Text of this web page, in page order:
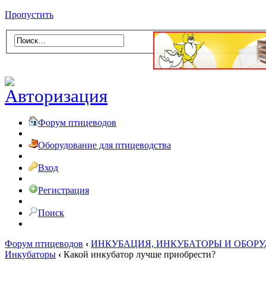
Пропустить
Форум птицеводов
Оборудование для птицеводства
Вход
Регистрация
Поиск
Форум птицеводов ‹ ИНКУБАЦИЯ, ИНКУБАТОРЫ И
Инкубаторы ‹ Какой инкубатор лучше приобрести?